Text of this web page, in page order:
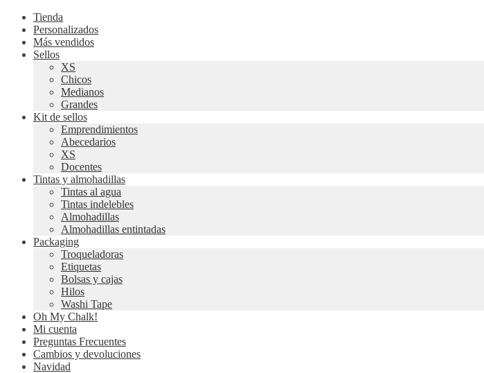
Tienda
Personalizados
Más vendidos
Sellos
XS
Chicos
Medianos
Grandes
Kit de sellos
Emprendimientos
Abecedarios
XS
Docentes
Tintas y almohadillas
Tintas al agua
Tintas indelebles
Almohadillas
Almohadillas entintadas
Packaging
Troqueladoras
Etiquetas
Bolsas y cajas
Hilos
Washi Tape
Oh My Chalk!
Mi cuenta
Preguntas Frecuentes
Cambios y devoluciones
Navidad